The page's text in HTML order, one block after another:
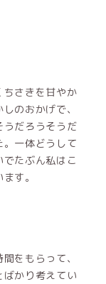
ちさきを甘やか
のおかげで、
うだろうそうだ
一体どうして
たぶん私はこ
す。
をもらって、
かり考えてい